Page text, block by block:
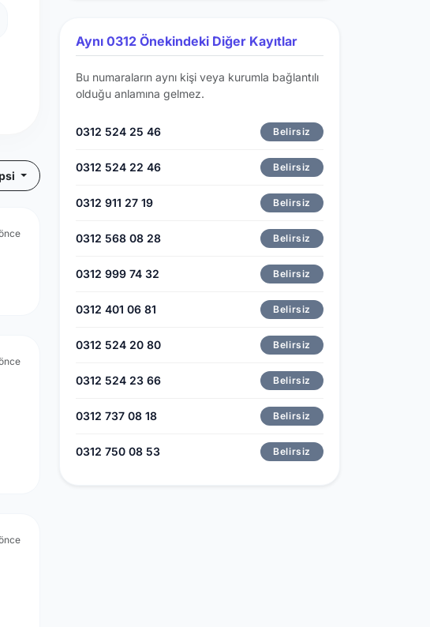
Aynı 0312 Önekindeki Diğer Kayıtlar
Bu numaraların aynı kişi veya kurumla bağlantılı
olduğu anlamına gelmez.
0312 524 25 46 Belirsiz
0312 524 22 46 Belirsiz
0312 911 27 19 Belirsiz
0312 568 08 28 Belirsiz
0312 999 74 32 Belirsiz
0312 401 06 81 Belirsiz
0312 524 20 80 Belirsiz
0312 524 23 66 Belirsiz
0312 737 08 18 Belirsiz
0312 750 08 53 Belirsiz